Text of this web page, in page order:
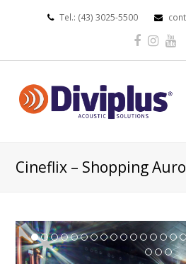
Tel.: (43) 3025-5500
Cineflix – Shopping